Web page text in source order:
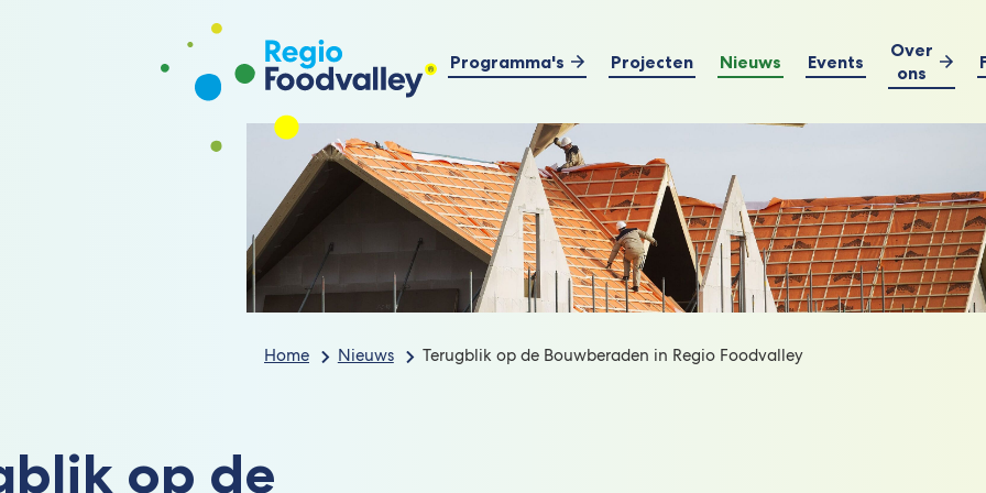
Programma's Projecten Nieuws Events
Over
ons
Home Nieuws Terugblik op de Bouwberaden in Regio Foodvalley
op de